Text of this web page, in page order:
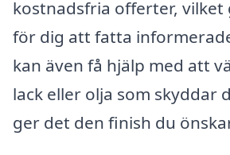
kostnadsfria offerter, vilket
för dig att fatta
kan även få hjälp med att
lack eller olja som skyddar
ger det den finish du